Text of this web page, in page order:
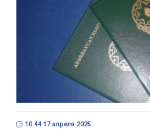
10:44 17 апреля 2025